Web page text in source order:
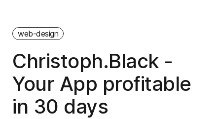
web-design
Christoph.Black -
Your App profitable
in 30 days